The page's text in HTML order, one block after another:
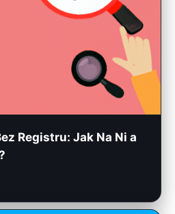
Registru: Jak Na Ni a